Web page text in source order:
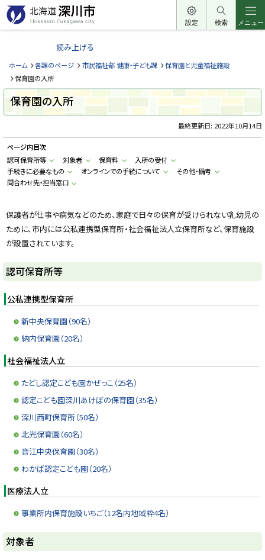
本
文
へ
ー
北
道
深
川
市
H
k
a
d
o
F
u
g
w
a
c
t
y
設定 検索 メニュー
読み上げる
ホーム 各課のページ 市民福祉部 健康・子ども課
保育園と児童福祉施設
保育園の入所
保育園の入所
最終更新日: 2022年10月14日
ページ内目次
認可保育所等
対象者 保育料
入所の受付
手続きに必要なもの
オンラインでの手続について
その他・備考
問合わせ先・担当窓口
保護者が仕事や病気などのため、家庭で日々の保育が受けられない乳幼児の
ために、市内には公私連携型保育所・社会福祉法人立保育所など、保育施設
が設置されています。
認可保育所等
公私連携型保育所
新中央保育園（90名）
納内保育園（20名）
社会福祉法人立
たどし認定こども園かぜっこ（25名）
認定こども園深川あけぼの保育園（35名）
深川西町保育所（50名）
北光保育園（60名）
音江中央保育園（30名）
わかば認定こども園（20名）
医療法人立
事業所内保育施設いちご（12名内地域枠4名）
ト
ッ
対象者